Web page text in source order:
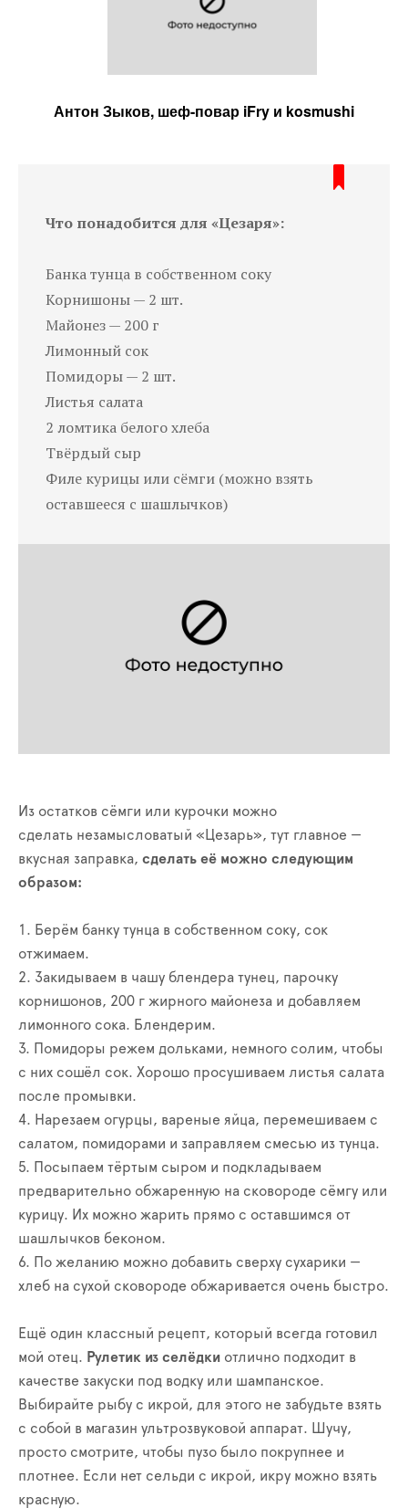
Антон Зыков, шеф-повар iFry и kosmushi
Что понадобится для «Цезаря»:
Банка тунца в собственном соку
Корнишоны — 2 шт.
Майонез — 200 г
Лимонный сок
Помидоры — 2 шт.
Листья салата
2 ломтика белого хлеба
Твёрдый сыр
Филе курицы или сёмги (можно взять
оставшееся с шашлычков)
Из остатков сёмги или курочки можно
сделать незамысловатый «Цезарь», тут главное —
вкусная заправка, сделать её можно следующим
образом:
1. Берём банку тунца в собственном соку, сок
отжимаем.
2. Закидываем в чашу блендера тунец, парочку
корнишонов, 200 г жирного майонеза и добавляем
лимонного сока. Блендерим.
3. Помидоры режем дольками, немного солим, чтобы
с них сошёл сок. Хорошо просушиваем листья салата
после промывки.
4. Нарезаем огурцы, вареные яйца, перемешиваем с
салатом, помидорами и заправляем смесью из тунца.
5. Посыпаем тёртым сыром и подкладываем
предварительно обжаренную на сковороде сёмгу или
курицу. Их можно жарить прямо с оставшимся от
шашлычков беконом.
6. По желанию можно добавить сверху сухарики —
хлеб на сухой сковороде обжаривается очень быстро.
Ещё один классный рецепт, который всегда готовил
мой отец. Рулетик из селёдки отлично подходит в
качестве закуски под водку или шампанское.
Выбирайте рыбу с икрой, для этого не забудьте взять
с собой в магазин ультрозвуковой аппарат. Шучу,
просто смотрите, чтобы пузо было покрупнее и
плотнее. Если нет сельди с икрой, икру можно взять
красную.